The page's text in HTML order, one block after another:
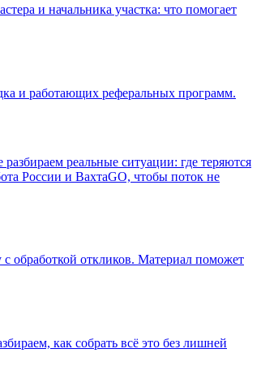
и начальника участка: что помогает
и работающих реферальных программ.
реальные ситуации: где теряются
России и ВахтаGO, чтобы поток не
обработкой откликов. Материал поможет
как собрать всё это без лишней